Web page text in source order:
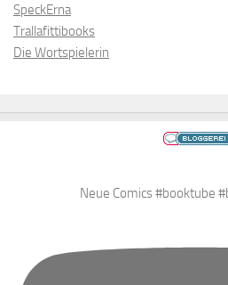
SpeckErna
Trallafittibooks
Die Wortspielerin
Neue Comics #booktube